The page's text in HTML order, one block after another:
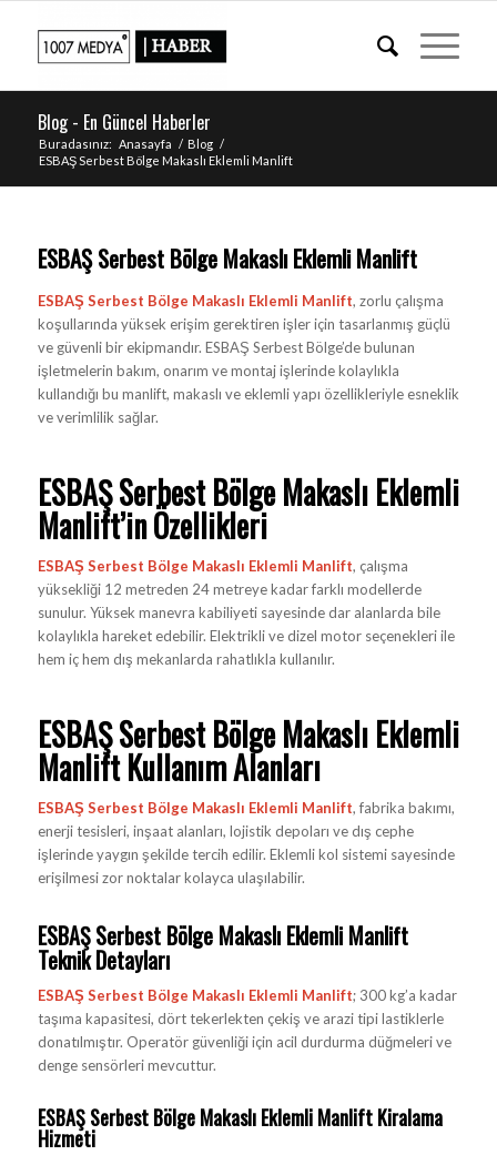
Blog - En Güncel Haberler
Buradasınız: Anasayfa / Blog /
ESBAŞ Serbest Bölge Makaslı Eklemli Manlift
ESBAŞ Serbest Bölge Makaslı Eklemli Manlift
ESBAŞ Serbest Bölge Makaslı Eklemli Manlift, zorlu çalışma
koşullarında yüksek erişim gerektiren işler için tasarlanmış güçlü
ve güvenli bir ekipmandır. ESBAŞ Serbest Bölge’de bulunan
işletmelerin bakım, onarım ve montaj işlerinde kolaylıkla
kullandığı bu manlift, makaslı ve eklemli yapı özellikleriyle esneklik
ve verimlilik sağlar.
ESBAŞ Serbest Bölge Makaslı Eklemli
Manlift’in Özellikleri
ESBAŞ Serbest Bölge Makaslı Eklemli Manlift, çalışma
yüksekliği 12 metreden 24 metreye kadar farklı modellerde
sunulur. Yüksek manevra kabiliyeti sayesinde dar alanlarda bile
kolaylıkla hareket edebilir. Elektrikli ve dizel motor seçenekleri ile
hem iç hem dış mekanlarda rahatlıkla kullanılır.
ESBAŞ Serbest Bölge Makaslı Eklemli
Manlift Kullanım Alanları
ESBAŞ Serbest Bölge Makaslı Eklemli Manlift, fabrika bakımı,
enerji tesisleri, inşaat alanları, lojistik depoları ve dış cephe
işlerinde yaygın şekilde tercih edilir. Eklemli kol sistemi sayesinde
erişilmesi zor noktalar kolayca ulaşılabilir.
ESBAŞ Serbest Bölge Makaslı Eklemli Manlift
Teknik Detayları
ESBAŞ Serbest Bölge Makaslı Eklemli Manlift; 300 kg’a kadar
taşıma kapasitesi, dört tekerlekten çekiş ve arazi tipi lastiklerle
donatılmıştır. Operatör güvenliği için acil durdurma düğmeleri ve
denge sensörleri mevcuttur.
ESBAŞ Serbest Bölge Makaslı Eklemli Manlift Kiralama
Hizmeti